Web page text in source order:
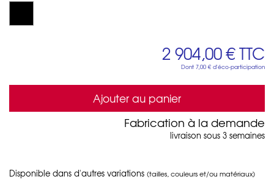
2 904,00 €TTC
Dont 7,00 € d'éco-participation
Ajouter au panier
Fabrication à la demande
livraison sous 3 semaines
Disponible dans d'autres variations (tailles, couleurs et/ou matériaux)